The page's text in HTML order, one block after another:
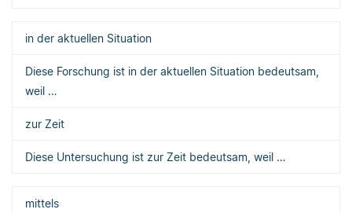
in der aktuellen Situation
Diese Forschung ist in der aktuellen Situation bedeutsam,
weil …
zur Zeit
Diese Untersuchung ist zur Zeit bedeutsam, weil …
mittels